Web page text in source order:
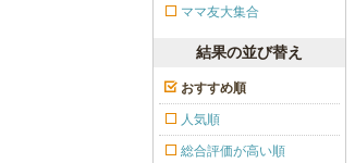
ママ友大集合
結果の並び替え
おすすめ順
人気順
総合評価が高い順